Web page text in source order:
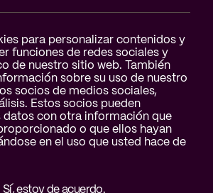
de cookies
para personalizar contenidos y
funciones de redes sociales y
de nuestro sitio web. También
sobre su uso de nuestro
socios de medios sociales,
Estos socios pueden
datos con otra información que
o que ellos hayan
en el uso que usted hace de
Sí, estoy de acuerdo.